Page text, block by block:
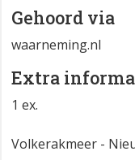
Gehoord via
waarneming.nl
Extra
1 ex.
Volkerakmeer -